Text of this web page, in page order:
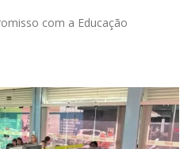
com a Educação